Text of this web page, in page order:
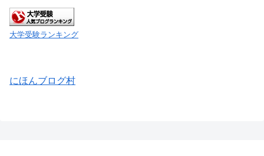
大学受験ランキング
にほんブログ村